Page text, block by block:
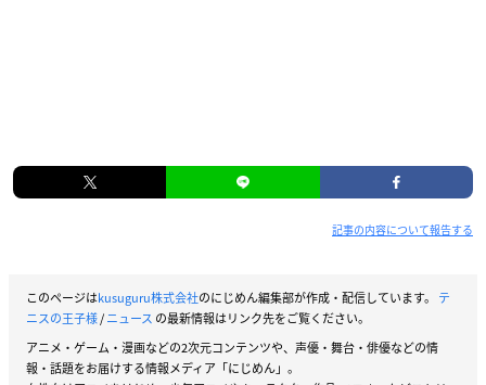
記事の内容について報告する
このページはkusuguru株式会社のにじめん編集部が作成・配信しています。 テ
ニスの王子様/ニュース の最新情報はリンク先をご覧ください。
アニメ・ゲーム・漫画などの2次元コンテンツや、声優・舞台・俳優などの情
報・話題をお届けする情報メディア「にじめん」。